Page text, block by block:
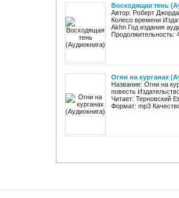
Восходящая тень
Автор: Роберт
Колесо времени
Akhn Год издания
Продолжительность:
Огни на курганах
Название: Огни на
повесть
Читает: Терновский
Формат: mp3